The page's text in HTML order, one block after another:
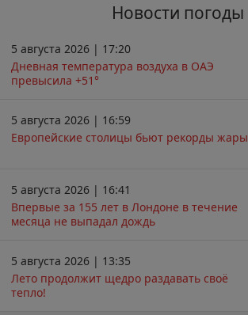
Новости погоды
5 августа 2026 | 17:20
Дневная температура воздуха в ОАЭ
превысила +51°
5 августа 2026 | 16:59
Европейские столицы бьют рекорды жары
5 августа 2026 | 16:41
Впервые за 155 лет в Лондоне в течение
месяца не выпадал дождь
5 августа 2026 | 13:35
Лето продолжит щедро раздавать своё
тепло!